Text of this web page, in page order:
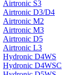
Airtronic S3
Airtronic D3/D4
Airtronic M2
Airtronic M3
Airtronic D5
Airtronic L3
Hydronic D4WS
Hydronic D4WSC